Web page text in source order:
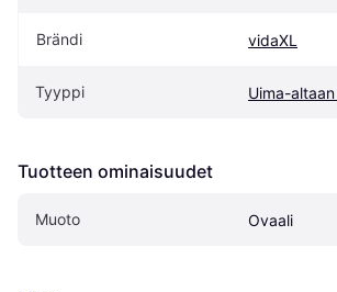
Brändi vidaXL
Tyyppi Uima-
Tuotteen ominaisuudet
Muoto Ovaali